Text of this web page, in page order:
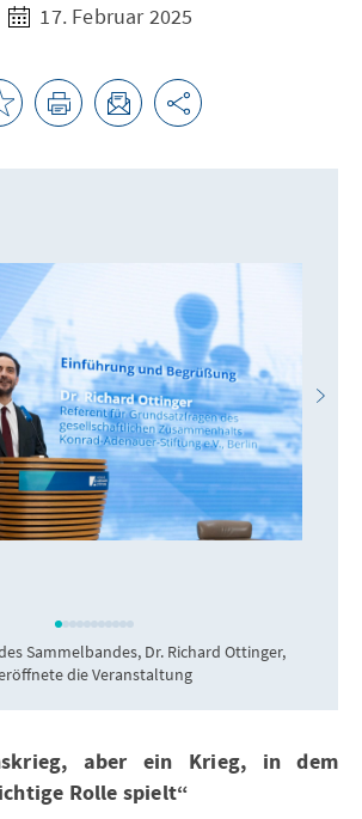
17. Februar 2025
Sammelbandes, Dr. Richard Ottinger,
die Veranstaltung
aber ein Krieg, in dem
Rolle spielt“